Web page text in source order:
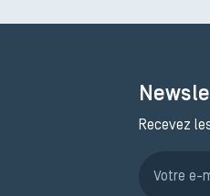
Recevez